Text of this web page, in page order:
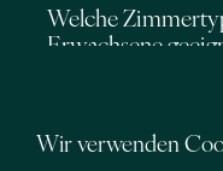
Welche
Erwachsene
Wir verwenden